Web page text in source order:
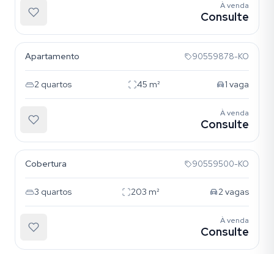
À venda
Consulte
Apartamento 90559878-KO
2 quartos 45 m² 1 vaga
À venda
Consulte
Cobertura 90559500-KO
3 quartos 203 m² 2vagas
À venda
Consulte